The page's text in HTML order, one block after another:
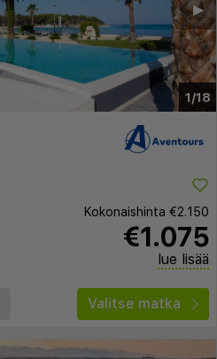
1/18
▶︎
Kokonaishinta €2.150
€1.075
lue lisää
Valitse matka